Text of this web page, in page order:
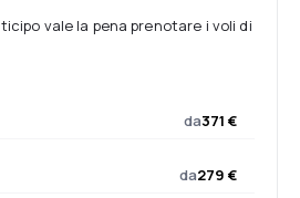
vale la pena prenotare i voli di
da371 €
da279 €